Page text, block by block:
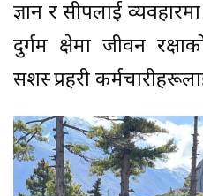
ज्ञान र सीपलाई
दुर्गम क्षेत्रमा जीवन
सशस्त्र प्रहरी